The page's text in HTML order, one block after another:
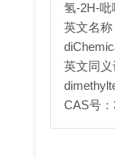
氢-2H-吡
英文名
英文同
CAS号